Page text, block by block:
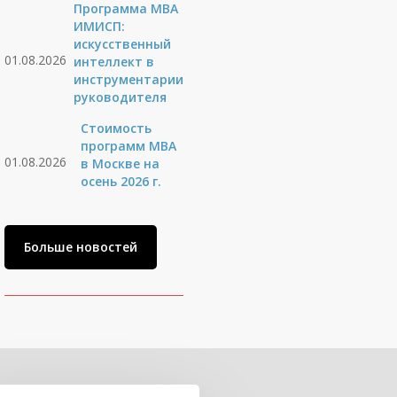
01.08.2026
Программа MBA
ИМИСП:
искусственный
интеллект в
инструментарии
руководителя
01.08.2026
Стоимость
программ MBA
в Москве на
осень 2026 г.
Больше новостей